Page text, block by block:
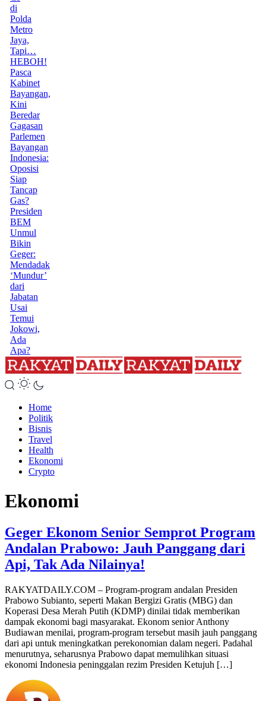
di
Polda
Metro
Jaya,
Tapi…
HEBOH!
Pasca
Kabinet
Bayangan,
Kini
Beredar
Gagasan
Parlemen
Bayangan
Indonesia:
Oposisi
Siap
Tancap
Gas?
Presiden
BEM
Unmul
Bikin
Geger:
Mendadak
‘Mundur’
dari
Jabatan
Usai
Temui
Jokowi,
Ada
Apa?
Home
Politik
Bisnis
Travel
Health
Ekonomi
Crypto
Ekonomi
Geger Ekonom Senior Semprot Program
Andalan Prabowo: Jauh Panggang dari
Api, Tak Ada Nilainya!
RAKYATDAILY.COM – Program-program andalan Presiden
Prabowo Subianto, seperti Makan Bergizi Gratis (MBG) dan
Koperasi Desa Merah Putih (KDMP) dinilai tidak memberikan
dampak ekonomi bagi masyarakat. Ekonom senior Anthony
Budiawan menilai, program-program tersebut masih jauh panggang
dari api untuk meningkatkan perekonomian dalam negeri. Padahal
menurutnya, seharusnya Prabowo dapat memulihkan situasi
ekonomi Indonesia peninggalan rezim Presiden Ketujuh […]